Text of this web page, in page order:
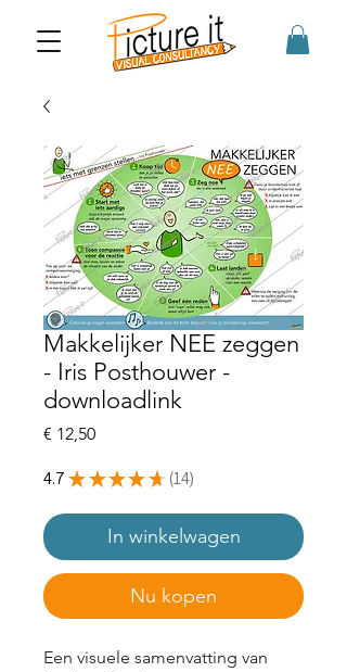
Makkelijker NEE zeggen
- Iris Posthouwer -
downloadlink
€ 12,50Prijs
4.7★ ★ ★ ★ ★ 14
14
In winkelwagen
Nu kopen
Een visuele samenvatting van